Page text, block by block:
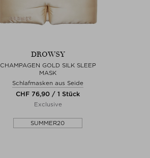
DROWSY
CHAMPAGEN GOLD SILK SLEEP
MASK
Schlafmasken aus Seide
CHF 76,90 / 1 Stück
Exclusive
SUMMER20